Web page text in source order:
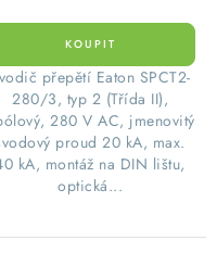
přepětí Eaton SPCT2-
280/3, typ 2 (Třída II),
280 V AC, jmenovitý
proud 20 kA, max.
kA, montáž na DIN lištu,
optická...